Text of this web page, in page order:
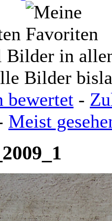
Bilder in
Bilder
bewertet -
Meist